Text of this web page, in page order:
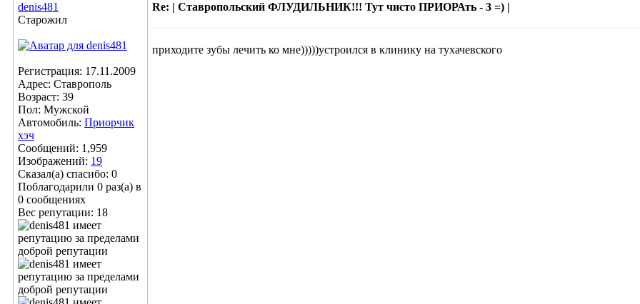
denis481
Старожил
Регистрация: 17.11.2009
Адрес: Ставрополь
Возраст: 39
Пол: Мужской
Автомобиль: Приорчик
хэч
Сообщений: 1,959
Изображений: 19
Сказал(а) спасибо: 0
Поблагодарили 0 раз(а) в
0 сообщениях
Вес репутации: 18
Re: | Ставропольский ФЛУДИЛЬНИК!!! Тут чисто ПРИОРАть - 3 =) |
приходите зубы лечить ко мне)))))устроился в клинику на тухачевского